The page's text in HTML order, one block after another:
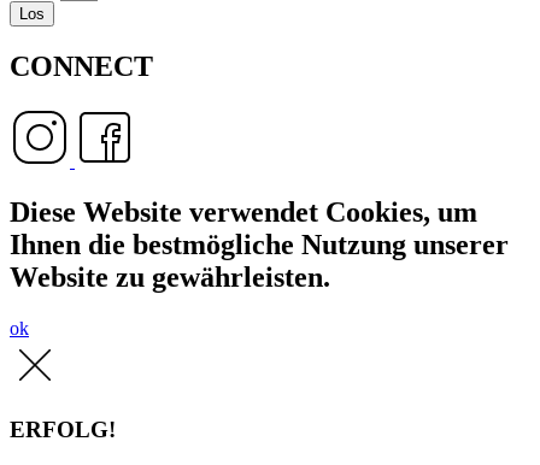
Los
CONNECT
Diese Website verwendet Cookies, um
Ihnen die bestmögliche Nutzung unserer
Website zu gewährleisten.
ok
ERFOLG!